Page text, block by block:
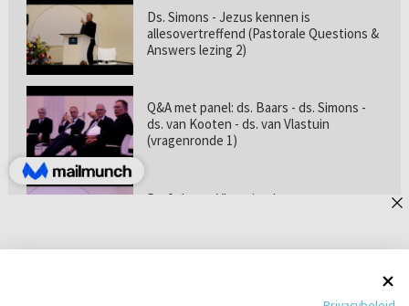
Ds. Simons - Jezus kennen is
allesovertreffend (Pastorale Questions &
Answers lezing 2)
Q&A met panel: ds. Baars - ds. Simons -
ds. van Kooten - ds. van Vlastuin
(vragenronde 1)
Prof. dr. van Vlastuin - Is